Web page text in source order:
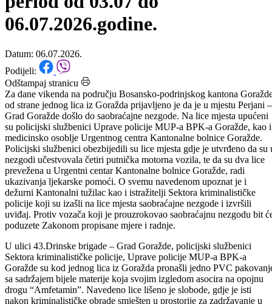
Uprava policije informacija za
period od 03.07 do
06.07.2026.godine.
Datum: 06.07.2026.
Podijeli:
Odštampaj stranicu
Za dane vikenda na području Bosansko-podrinjskog kantona
od strane jednog lica iz Goražda prijavljeno je da je u mjestu Perjani –
Grad Goražde došlo do saobraćajne nezgode. Na lice mjesta upućeni
su policijski službenici Uprave policije MUP-a BPK-a Goražde, kao i
medicinsko osoblje Urgentnog centra Kantonalne bolnice Goražde.
Policijski službenici obezbijedili su lice mjesta gdje je utvrđeno da su
nezgodi učestvovala četiri putnička motorna vozila, te da su dva lice
prevežena u Urgentni centar Kantonalne bolnice Goražde, radi
ukazivanja ljekarske pomoći. O svemu navedenom upoznat je i
dežurni Kantonalni tužilac kao i istražitelji Sektora kriminalističke
uviđaj. Protiv vozača koji je prouzrokovao saobraćajnu nezgodu bit
poduzete Zakonom propisane mjere i radnje.
U ulici 43.Drinske brigade – Grad Goražde, policijski službenici
Sektora kriminalističke policije, Uprave policije MUP-a BPK-a
Goražde su kod jednog lica iz Goražda pronašli jedno PVC